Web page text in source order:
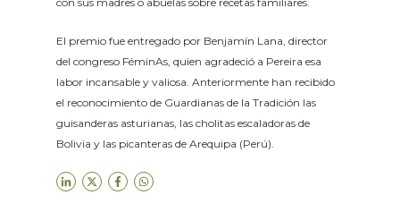
El premio fue entregado por Benjamín Lana, director
del congreso FéminAs, quien agradeció a Pereira esa
labor incansable y valiosa. Anteriormente han recibido
el reconocimiento de Guardianas de la Tradición las
guisanderas asturianas, las cholitas escaladoras de
Bolivia y las picanteras de Arequipa (Perú).